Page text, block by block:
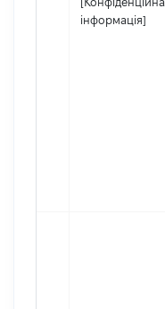
інформація]